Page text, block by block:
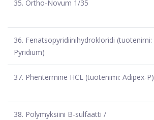
35. Ortho-Novum 1/35
36. Fenatsopyridiinihydrokloridi (tuotenimi:
Pyridium)
37. Phentermine HCL (tuotenimi: Adipex-P)
38. Polymyksiini B-sulfaatti /